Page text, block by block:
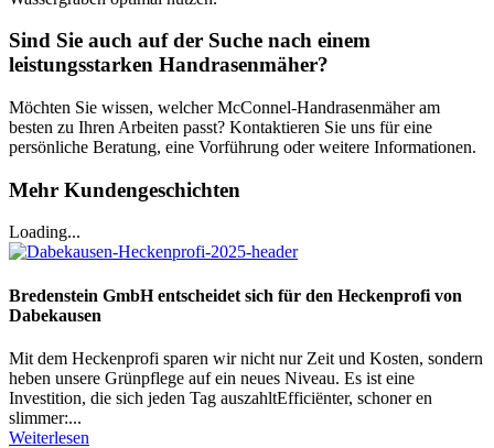
Sind Sie auch auf der Suche nach einem
leistungsstarken Handrasenmäher?
Möchten Sie wissen, welcher McConnel-Handrasenmäher am
besten zu Ihren Arbeiten passt? Kontaktieren Sie uns für eine
persönliche Beratung, eine Vorführung oder weitere Informationen.
Mehr Kundengeschichten
Loading...
Bredenstein GmbH entscheidet sich für den Heckenprofi von
Dabekausen
Mit dem Heckenprofi sparen wir nicht nur Zeit und Kosten, sondern
heben unsere Grünpflege auf ein neues Niveau. Es ist eine
Investition, die sich jeden Tag auszahltEfficiënter, schoner en
slimmer:...
Weiterlesen